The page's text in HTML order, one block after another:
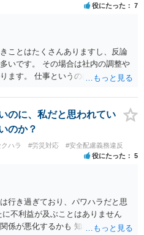
役にたった 7
ことはたくさんありますし、反論
いです。 その場合は社内の調整や
ます。 仕事というのは平日の多く
のに、私だと思われてい
のか？
ハラ #労災対応 #安全配慮義務違反
役にたった 5
行き過ぎており、パワハラだと思
不利益が及ぶことはありません
係が悪化するかも 知れませんね。